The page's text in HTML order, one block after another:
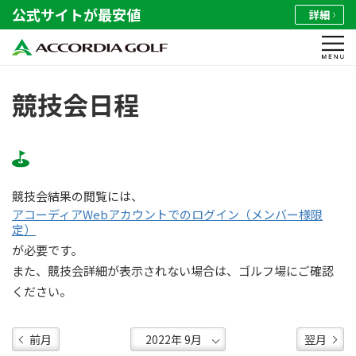
公式サイトが最安値 詳細
競技会日程
競技会結果の閲覧には、
アコーディアWebアカウントでのログイン（メンバー様限
定）
が必要です。
また、競技会詳細が表示されない場合は、ゴルフ場にご確認
ください。
前月 翌月